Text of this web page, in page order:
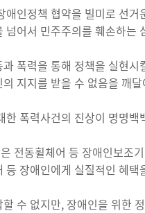
애인정책 협약을 빌미로 선
넘어서 민주주의를 훼손하는
폭력을 통해 정책을 실현
지지를 받을 수 없음을 깨
한 폭력사건의 진상이 명명
전동휠체어 등 장애인보조
등 장애인에게 실질적인 혜
수 없지만, 장애인을 위한